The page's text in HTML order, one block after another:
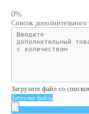
0%
Список дополнительного
Загрузите файл со
Загрузка файла